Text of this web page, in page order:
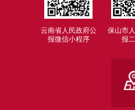
云南省人民政府公
报微信小程序
保山市
报